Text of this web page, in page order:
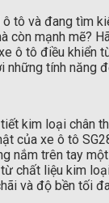
ô tô và đang tìm
còn mạnh mẽ?
ô tô điều khiển
những tính năng
kim loại chân
của xe ô tô
nắm trên tay
chất liệu kim
và độ bền tối